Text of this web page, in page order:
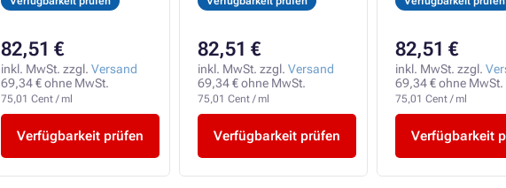
82,51 €
inkl. MwSt. zzgl. Versand
69,34 € ohne MwSt.
75,01 Cent / ml
Verfügbarkeit prüfen
82,51 €
inkl. MwSt. zzgl. Versand
69,34 € ohne MwSt.
75,01 Cent / ml
Verfügbarkeit prüfen
82,51 €
inkl. MwSt. zzgl.
69,34 € ohne MwSt.
75,01 Cent / ml
Verfügbarkeit